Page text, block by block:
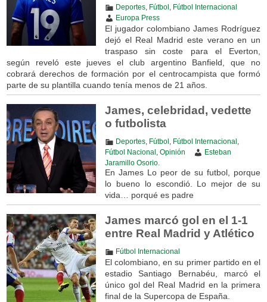
Deportes, Fútbol
Fútbol Internacional
Europa Press
El jugador colombiano James Rodríguez
dejó el Real Madrid este verano en un
traspaso sin coste para el Everton,
según reveló este jueves el club argentino Banfield, que no
cobrará derechos de formación por el centrocampista que formó
parte de su plantilla cuando tenía menos de 21 años.
James, celebridad, vedette
o futbolista
Deportes, Fútbol Fútbol Internacional
Fútbol Nacional
Opinión
Esteban
Jaramillo Osorio.
En James Lo peor de su futbol, porque
lo bueno lo escondió. Lo mejor de su
vida… porqué es padre
James marcó gol en el 1-1
entre Real Madrid y Atlético
Fútbol Internacional
El colombiano, en su primer partido en el
estadio Santiago Bernabéu, marcó el
único gol del Real Madrid en la primera
final de la Supercopa de España.